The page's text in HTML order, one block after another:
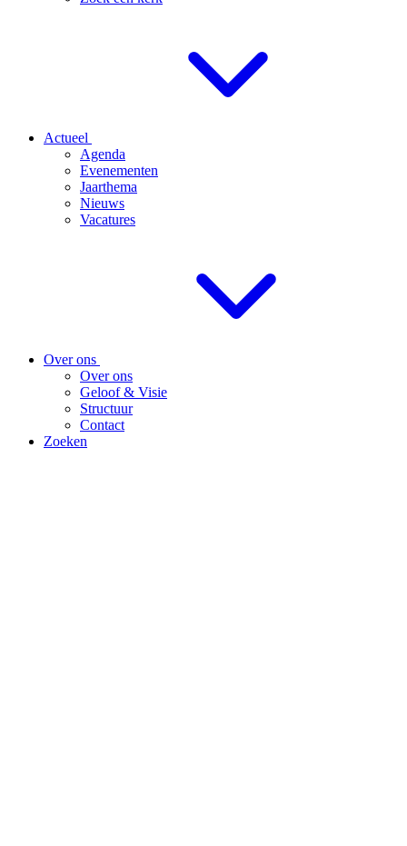
Actueel
Agenda
Evenementen
Jaarthema
Nieuws
Vacatures
Over ons
Over ons
Geloof & Visie
Structuur
Contact
Zoeken